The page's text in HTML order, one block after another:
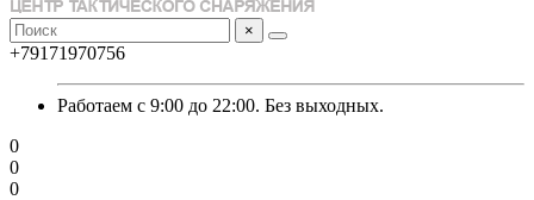
×
+79171970756
Работаем с 9:00 до 22:00. Без выходных.
0
0
0